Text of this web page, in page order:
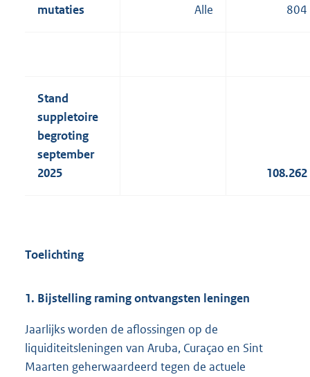
mutaties
Alle 804
Stand
suppletoire
begroting
september
2025
108.262
Toelichting
1. Bijstelling raming ontvangsten leningen
Jaarlijks worden de aflossingen op de
liquiditeitsleningen van Aruba, Curaçao en Sint
Maarten geherwaardeerd tegen de actuele